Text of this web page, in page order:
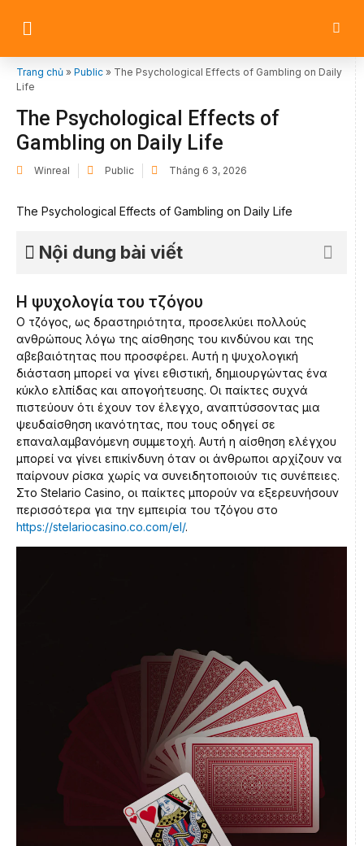
Trang chủ » Public » The Psychological Effects of Gambling on Daily
Life
The Psychological Effects of
Gambling on Daily Life
Winreal Public Tháng 6 3, 2026
The Psychological Effects of Gambling on Daily Life
Nội dung bài viết
Η ψυχολογία του τζόγου
Ο τζόγος, ως δραστηριότητα, προσελκύει πολλούς
ανθρώπους λόγω της αίσθησης του κινδύνου και της
αβεβαιότητας που προσφέρει. Αυτή η ψυχολογική
διάσταση μπορεί να γίνει εθιστική, δημιουργώντας ένα
κύκλο ελπίδας και απογοήτευσης. Οι παίκτες συχνά
πιστεύουν ότι έχουν τον έλεγχο, αναπτύσσοντας μια
ψευδαίσθηση ικανότητας, που τους οδηγεί σε
επαναλαμβανόμενη συμμετοχή. Αυτή η αίσθηση ελέγχου
μπορεί να γίνει επικίνδυνη όταν οι άνθρωποι αρχίζουν να
παίρνουν ρίσκα χωρίς να συνειδητοποιούν τις συνέπειες.
Στο Stelario Casino, οι παίκτες μπορούν να εξερευνήσουν
περισσότερα για την εμπειρία του τζόγου στο
https://stelariocasino.co.com/el/.